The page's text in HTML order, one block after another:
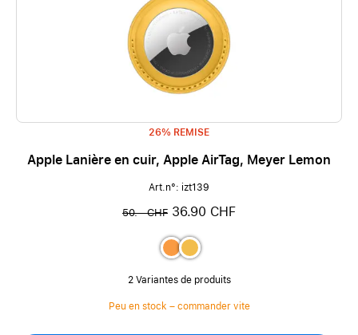
26% REMISE
Apple Lanière en cuir, Apple AirTag, Meyer Lemon
Art.n°: izt139
50.– CHF 36.90 CHF
2 Variantes de produits
Peu en stock – commander vite